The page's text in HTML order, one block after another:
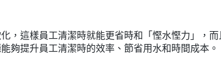
，這樣員工清潔時就能更省時和「慳水慳力」，
夠提升員工清潔時的效率、節省用水和時間成本。